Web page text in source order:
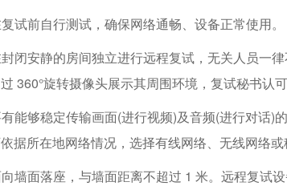
试前自行测试，确保网络通畅、设备正常使用。
闭安静的房间独立进行远程复试，无关人员一
360°旋转摄像头展示其周围环境，复试秘书认
能够稳定传输画面(进行视频)及音频(进行对话)
据所在地网络情况，选择有线网络、无线网络
墙面落座，与墙面距离不超过 1 米。远程复试